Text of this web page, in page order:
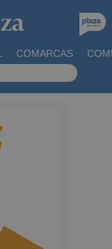
COMARCAS